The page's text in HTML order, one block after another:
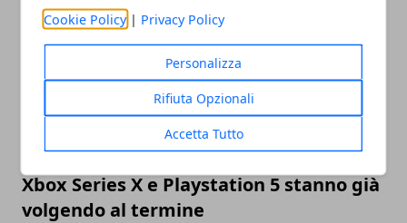
Cookie Policy | Privacy Policy
Personalizza
Rifiuta Opzionali
Accetta Tutto
Xbox Series X e Playstation 5 stanno già
volgendo al termine